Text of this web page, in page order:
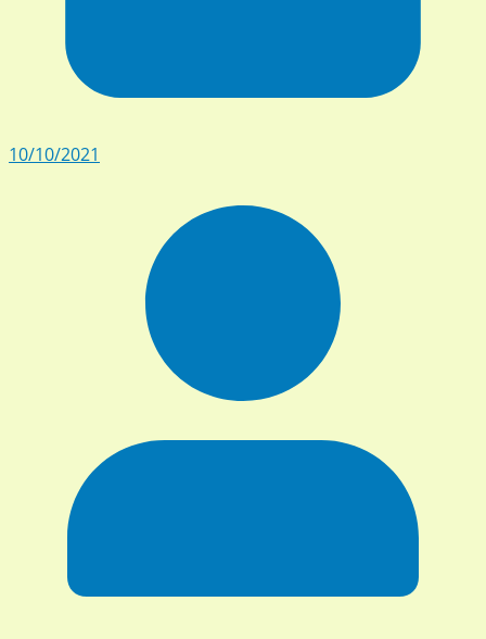
10/10/2021